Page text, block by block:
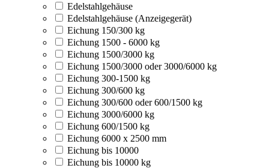
Edelstahlgehäuse
Edelstahlgehäuse (Anzeigegerät)
Eichung 150/300 kg
Eichung 1500 - 6000 kg
Eichung 1500/3000 kg
Eichung 1500/3000 oder 3000/6000 kg
Eichung 300-1500 kg
Eichung 300/600 kg
Eichung 300/600 oder 600/1500 kg
Eichung 3000/6000 kg
Eichung 600/1500 kg
Eichung 6000 x 2500 mm
Eichung bis 10000
Eichung bis 10000 kg